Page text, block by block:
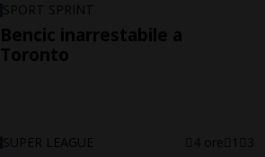
SPORT SPRINT
Bencic inarrestabile a
Toronto
SUPER LEAGUE 4 ore 1 3